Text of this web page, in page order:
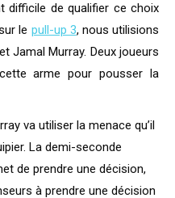
difficile de qualifier ce choix
le pull-up 3, nous utilisions
Jamal Murray. Deux joueurs
arme pour pousser la
va utiliser la menace qu’il
La demi-seconde
de prendre une décision,
à prendre une décision